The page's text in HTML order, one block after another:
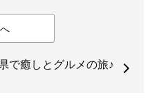
で癒しとグルメの旅♪